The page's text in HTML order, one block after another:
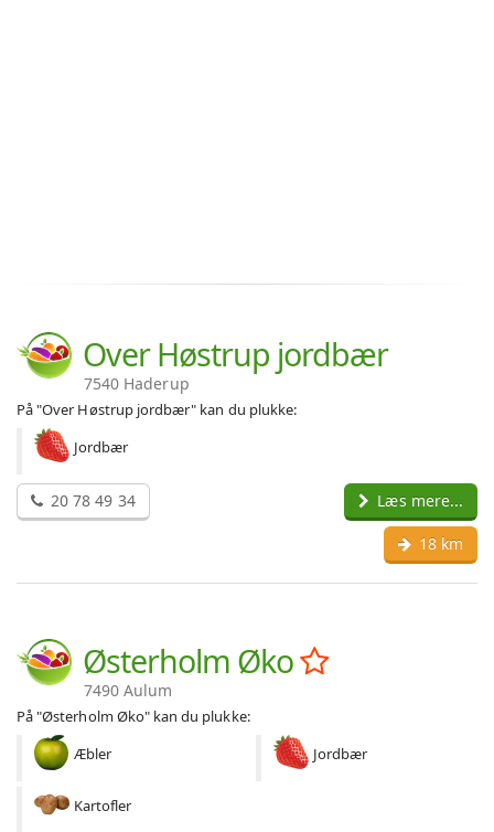
Over Høstrup jordbær
7540 Haderup
På "Over Høstrup jordbær" kan du plukke:
Jordbær
20 78 49 34 Læs mere...
18 km
Østerholm Øko
7490 Aulum
På "Østerholm Øko" kan du plukke:
Æbler
Jordbær
Kartofler